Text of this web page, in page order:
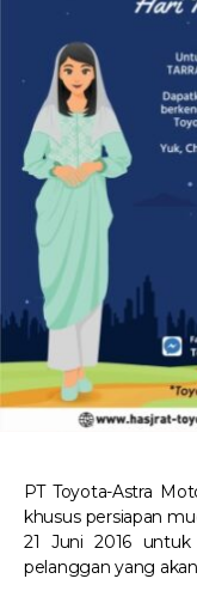
PT Toyota-Astra
khusus persiapan
21 Juni 2016
pelanggan yang